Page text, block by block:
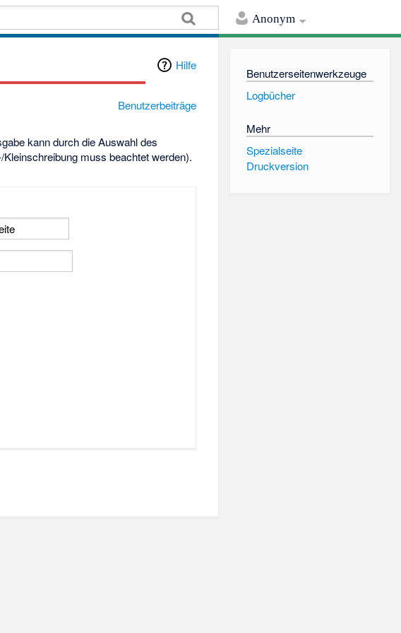
Anonym
Benutzerseitenwerkzeuge
Logbücher
Mehr
Spezialseite
Druckversion
Hilfe
Benutzerbeiträge
kann durch die Auswahl des
muss beachtet werden).